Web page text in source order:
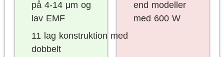
på 4-14 μm og
lav EMF
11 lag konstruktion med
dobbelt
end modeller
med 600 W